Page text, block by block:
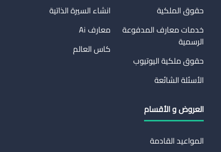
حقوق الملكية
خدمات معارف المدفوعة
الرسمية
حقوق ملكية اليوتيوب
الأسئلة الشائعة
انشاء السيرة الذاتية
معارف Ai
كاس العالم
العروض و الأقسام
المواعيد القادمة